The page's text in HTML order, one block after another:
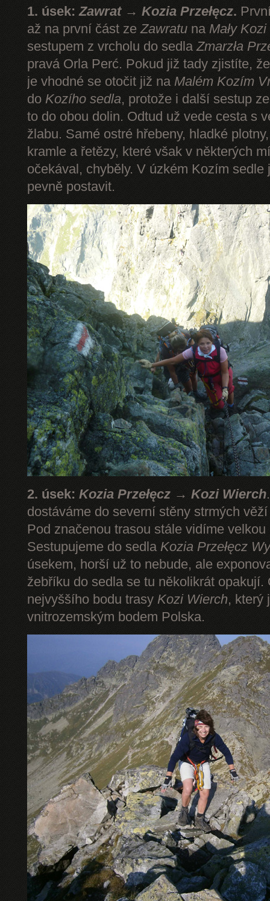
1. úsek:Zawrat → Kozia Przełęcz.
až na první část zeZawratu naMały Kozi
sestupem z vrcholu do sedlaZmarzła
pravá Orla Perć. Pokud již tady zjistíte,
je vhodné se otočit již na Malém Kozím
do Kozího sedla, protože i další sestup
to do obou dolin. Odtud už vede cesta s
žlabu. Samé ostré hřebeny, hladké
kramle a řetězy, které však v některých
očekával, chyběly. V úzkém Kozím sedle
pevně postavit.
2. úsek: Kozia Przełęcz → Kozi Wierch
dostáváme do severní stěny strmých
Pod značenou trasou stále vidíme
Sestupujeme do sedla Kozia Przełęcz
úsekem, horší už to nebude, ale
žebříku do sedla se tu několikrát opakují.
nejvyššího bodu trasy Kozi Wierch, který
vnitrozemským bodem Polska.